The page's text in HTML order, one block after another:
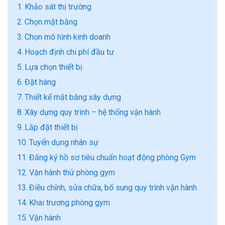
Khảo sát thị trường
Chọn mặt bằng
Chọn mô hình kinh doanh
Hoạch định chi phí đầu tư
Lựa chọn thiết bị
Đặt hàng
Thiết kế mặt bằng xây dựng
Xây dựng quy trình – hệ thống vận hành
Lắp đặt thiết bị
Tuyển dụng nhân sự
Đăng ký hồ sơ tiêu chuẩn hoạt động phòng Gym
Vận hành thử phòng gym
Điều chỉnh, sửa chữa, bổ sung quy trình vận hành
Khai trương phòng gym
Vận hành